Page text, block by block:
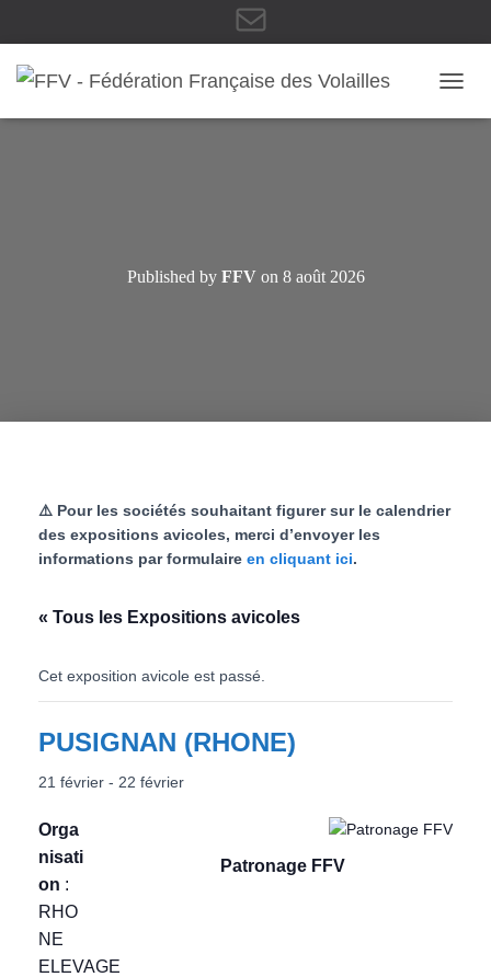
E
l
Published by FFVon 8 août 2026
⚠️ Pour les sociétés souhaitant figurer sur le calendrier
des expositions avicoles, merci d’envoyer les
informations par formulaire en cliquant ici.
« Tous les Expositions avicoles
Cet exposition avicole est passé.
PUSIGNAN (RHONE)
21 février - 22 février
Patronage FFV
Orga
nisati
on :
RHO
NE
ELEVAGE